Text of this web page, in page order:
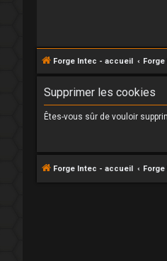
Forge Intec - accueil
Supprimer les cookies
Êtes-vous sûr de vouloir
Forge Intec - accueil